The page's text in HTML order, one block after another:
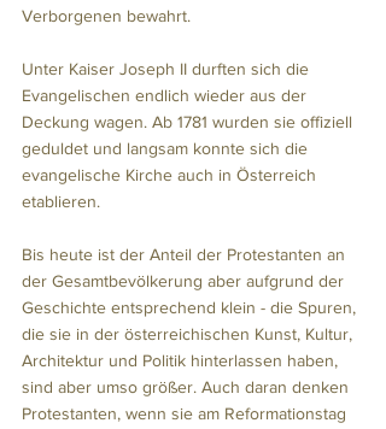
Verborgenen bewahrt.
Unter Kaiser Joseph II durften sich die
Evangelischen endlich wieder aus der
Deckung wagen. Ab 1781 wurden sie offiziell
geduldet und langsam konnte sich die
evangelische Kirche auch in Österreich
etablieren.
Bis heute ist der Anteil der Protestanten an
der Gesamtbevölkerung aber aufgrund der
Geschichte entsprechend klein - die Spuren,
die sie in der österreichischen Kunst, Kultur,
Architektur und Politik hinterlassen haben,
sind aber umso größer. Auch daran denken
Protestanten, wenn sie am Reformationstag